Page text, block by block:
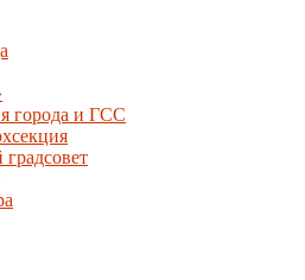
города и ГСС